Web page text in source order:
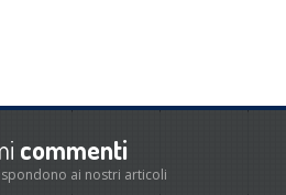
commenti
ai nostri articoli